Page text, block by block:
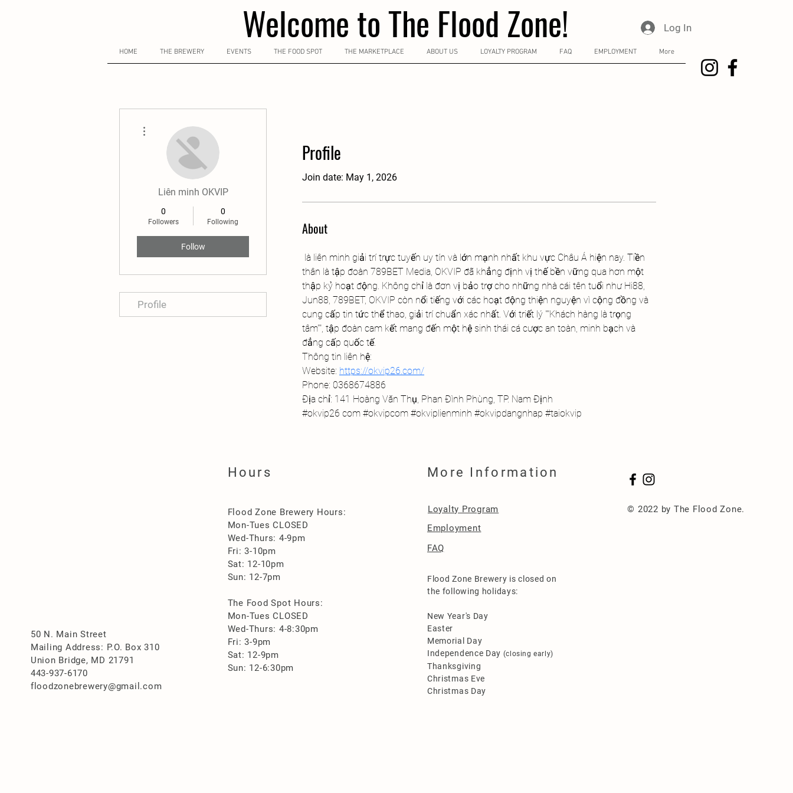
Log In
Welcome to The Flood Zone!
HOME THE BREWERY EVENTS THE FOOD SPOT THE MARKETPLACE ABOUT US LOYALTY PROGRAM FAQ EMPLOYMENT More
Profile
Join date: May 1, 2026
About
là liên minh giải trí trực tuyến uy tín và lớn mạnh nhất khu vực Châu Á hiện nay. Tiền
thân là tập đoàn 789BET Media, OKVIP đã khẳng định vị thế bền vững qua hơn một
thập kỷ hoạt động. Không chỉ là đơn vị bảo trợ cho những nhà cái tên tuổi như Hi88,
Jun88, 789BET, OKVIP còn nổi tiếng với các hoạt động thiện nguyện vì cộng đồng và
cung cấp tin tức thể thao, giải trí chuẩn xác nhất. Với triết lý ""Khách hàng là trọng
tâm"", tập đoàn cam kết mang đến một hệ sinh thái cá cược an toàn, minh bạch và
đẳng cấp quốc tế.
Thông tin liên hệ:
Website: https://okvip26.com/
Phone: 0368674886
Địa chỉ: 141 Hoàng Văn Thụ, Phan Đình Phùng, TP. Nam Định
#okvip26 com #okvipcom #okviplienminh #okvipdangnhap #taiokvip
Liên minh OKVIP
0
Followers
0
Following
Follow
Profile
50 N. Main Street
Mailing Address: P.O. Box 310
Union Bridge, MD 21791
443-937-6170
floodzonebrewery@gmail.com
Hours
Flood Zone Brewery Hours:
Mon-Tues CLOSED
Wed-Thurs: 4-9pm
Fri: 3-10pm
Sat: 12-10pm
Sun: 12-7pm
The Food Spot Hours:
Mon-Tues CLOSED
Wed-Thurs: 4-8:30pm
Fri: 3-9pm
Sat: 12-9pm
Sun: 12-6:30pm
More Information
Loyalty Program
Employment
FAQ
Flood Zone Brewery is closed on
the following holidays:
New Year's Day
Easter
Memorial Day
Independence Day (closing early)
Thanksgiving
Christmas Eve
Christmas Day
© 2022 by The Flood Zone.